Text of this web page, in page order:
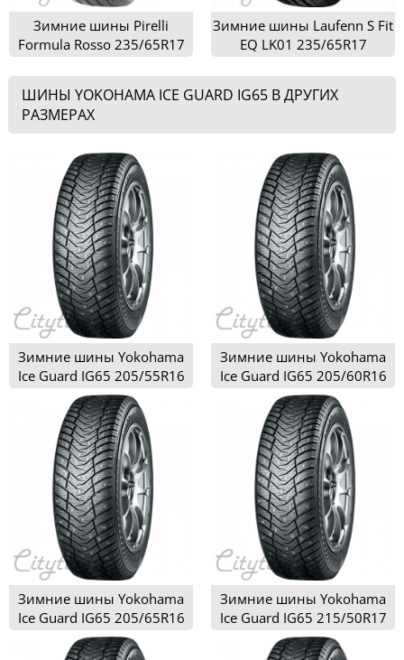
Зимние шины Pirelli
Formula Rosso 235/65R17
Зимние шины Laufenn S Fit
EQ LK01 235/65R17
ШИНЫ YOKOHAMA ICE GUARD IG65 В ДРУГИХ
РАЗМЕРАХ
Зимние шины Yokohama
Ice Guard IG65 205/55R16
Зимние шины Yokohama
Ice Guard IG65 205/60R16
Зимние шины Yokohama
Ice Guard IG65 205/65R16
Зимние шины Yokohama
Ice Guard IG65 215/50R17